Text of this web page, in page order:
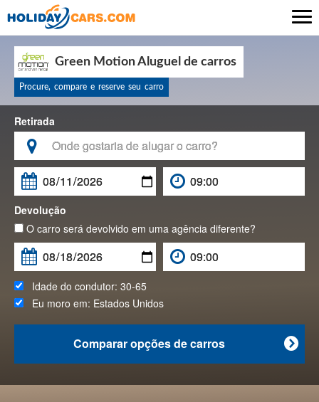
Green Motion Aluguel de carros
Procure, compare e reserve seu carro
Retirada


Devolução
O carro será devolvido em uma agência diferente?
Idade do condutor: 30-65
Eu moro em: Estados Unidos

Comparar opções de carros